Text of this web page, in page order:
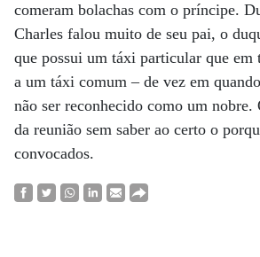
comeram bolachas com o príncipe.
Charles falou muito de seu pai, o
que possui um táxi particular que em
a um táxi comum – de vez em
não ser reconhecido como um nobre.
da reunião sem saber ao certo o
convocados.